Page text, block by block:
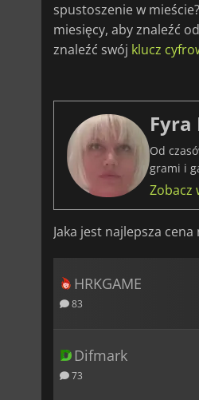
spustoszenie w
miesięcy, aby znaleźć
znaleźć swój klucz
Fyra
Od
grami i
Zobacz
Jaka jest najlepsza
HRKGAME
83
Difmark
73